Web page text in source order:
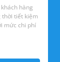
hàng
thời tiết kiệm